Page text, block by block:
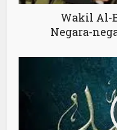
Wakil Al-
Negara-